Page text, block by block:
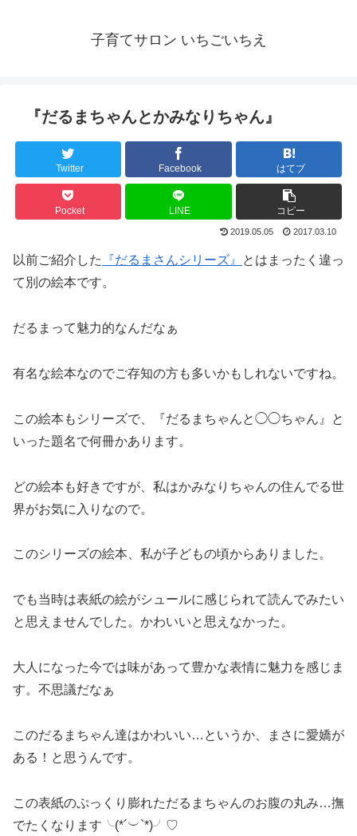
子育てサロン いちごいちえ
『だるまちゃんとかみなりちゃん』
Twitter Facebook はてブ
Pocket LINE コピー
2019.05.05 2017.03.10
以前ご紹介した 『だるまさんシリーズ』
とはまったく違っ
て別の絵本です。
だるまって魅力的なんだなぁ
有名な絵本なのでご存知の方も多いかもしれないですね。
この絵本もシリーズで、『だるまちゃんと◯◯ちゃん』と
いった題名で何冊かあります。
どの絵本も好きですが、私はかみなりちゃんの住んでる世
界がお気に入りなので。
このシリーズの絵本、私が子どもの頃からありました。
でも当時は表紙の絵がシュールに感じられて読んでみたい
と思えませんでした。かわいいと思えなかった。
大人になった今では味があって豊かな表情に魅力を感じま
す。不思議だなぁ
このだるまちゃん達はかわいい…というか、まさに愛嬌が
ある！と思うんです。
この表紙のぷっくり膨れただるまちゃんのお腹の丸み…撫
でたくなります╰(*´︶`*)╯♡